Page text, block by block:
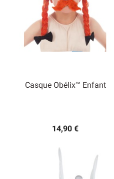
Casque Obélix™ Enfant
14,90 €